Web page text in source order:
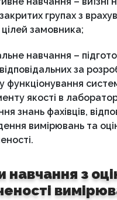
групах з
цілей замовника;
навчання –
за
функціонування
якості в
знань фахівців,
вимірювань та
навчання з